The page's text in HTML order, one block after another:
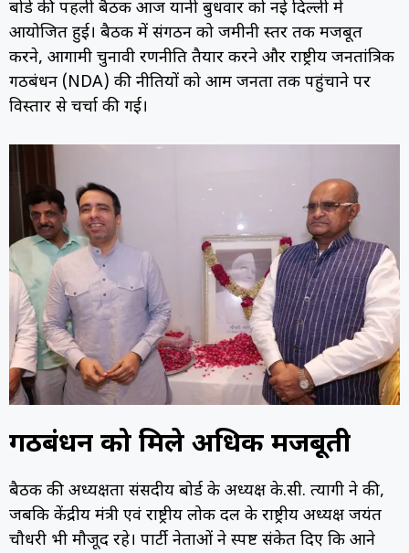
बोर्ड की पहली बैठक आज यानी बुधवार को नई दिल्ली में
आयोजित हुई। बैठक में संगठन को जमीनी स्तर तक मजबूत
करने, आगामी चुनावी रणनीति तैयार करने और राष्ट्रीय जनतांत्रिक
गठबंधन (NDA) की नीतियों को आम जनता तक पहुंचाने पर
विस्तार से चर्चा की गई।
गठबंधन को मिले अधिक मजबूती
बैठक की अध्यक्षता संसदीय बोर्ड के अध्यक्ष के.सी. त्यागी ने की,
जबकि केंद्रीय मंत्री एवं राष्ट्रीय लोक दल के राष्ट्रीय अध्यक्ष जयंत
चौधरी भी मौजूद रहे। पार्टी नेताओं ने स्पष्ट संकेत दिए कि आने